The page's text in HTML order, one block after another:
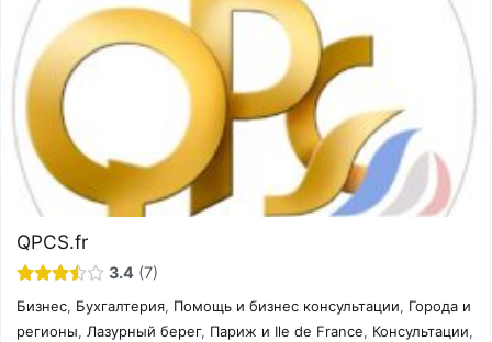
QPCS.fr
3.4 7
Бизнес, Бухгалтерия, Помощь и бизнес консультации, Города и
регионы, Лазурный берег, Париж и Ile de France, Консультации,